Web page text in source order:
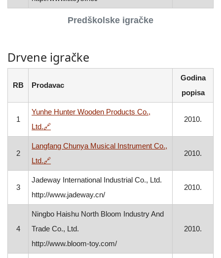
Predškolske igračke
Drvene igračke
RB Prodavac
Godina
popisa
1
Yunhe Hunter Wooden Products Co.,
Ltd.🔗, otvara se u novom prozoru
2010.
2
Langfang Chunya Musical Instrument Co.,
Ltd.🔗, otvara se u novom prozoru
2010.
3
Jadeway International Industrial Co., Ltd.
http://www.jadeway.cn/
2010.
4
Ningbo Haishu North Bloom Industry And
Trade Co., Ltd.
http://www.bloom-toy.com/
2010.